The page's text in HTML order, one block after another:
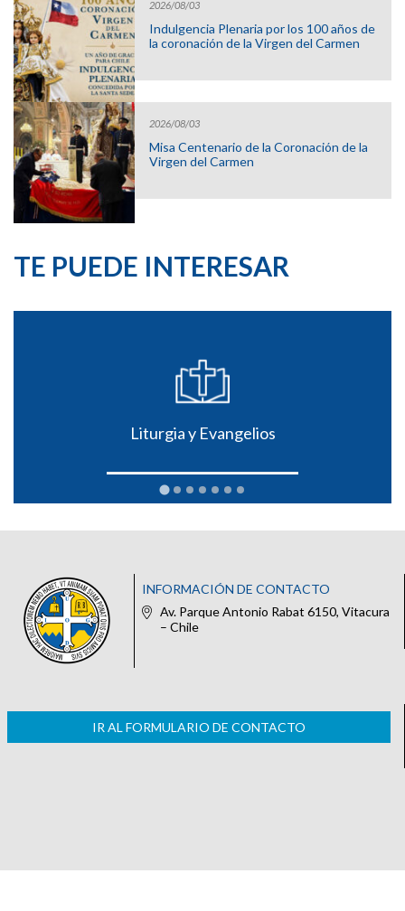
2026/08/03
Indulgencia Plenaria por los 100 años de
la coronación de la Virgen del Carmen
2026/08/03
Misa Centenario de la Coronación de la
Virgen del Carmen
TE PUEDE INTERESAR
Liturgia y Evangelios
INFORMACIÓN DE CONTACTO
Av. Parque Antonio Rabat 6150, Vitacura
– Chile
IR AL FORMULARIO DE CONTACTO